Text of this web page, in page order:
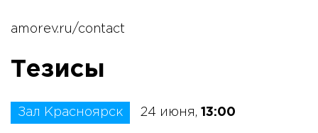
amorev.ru/contact
Тезисы
Зал Красноярск 24 июня, 13:00